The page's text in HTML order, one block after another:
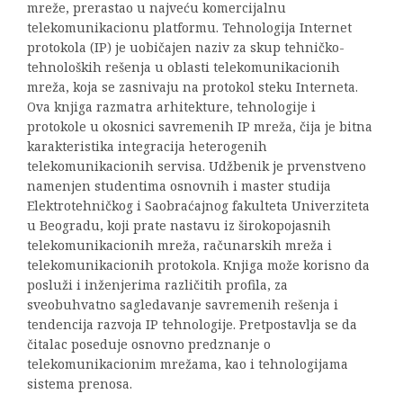
mreže, prerastao u najveću komercijalnu
telekomunikacionu platformu. Tehnologija Internet
protokola (IP) je uobičajen naziv za skup tehničko-
tehnoloških rešenja u oblasti telekomunikacionih
mreža, koja se zasnivaju na protokol steku Interneta.
Ova knjiga razmatra arhitekture, tehnologije i
protokole u okosnici savremenih IP mreža, čija je bitna
karakteristika integracija heterogenih
telekomunikacionih servisa. Udžbenik je prvenstveno
namenjen studentima osnovnih i master studija
Elektrotehničkog i Saobraćajnog fakulteta Univerziteta
u Beogradu, koji prate nastavu iz širokopojasnih
telekomunikacionih mreža, računarskih mreža i
telekomunikacionih protokola. Knjiga može korisno da
posluži i inženjerima različitih profila, za
sveobuhvatno sagledavanje savremenih rešenja i
tendencija razvoja IP tehnologije. Pretpostavlja se da
čitalac poseduje osnovno predznanje o
telekomunikacionim mrežama, kao i tehnologijama
sistema prenosa.